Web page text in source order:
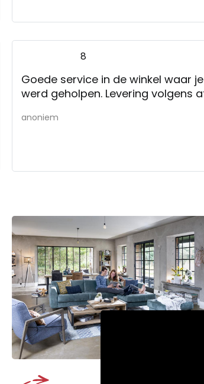
8
Goede service in de winkel waar
werd geholpen. Levering volgens
anoniem